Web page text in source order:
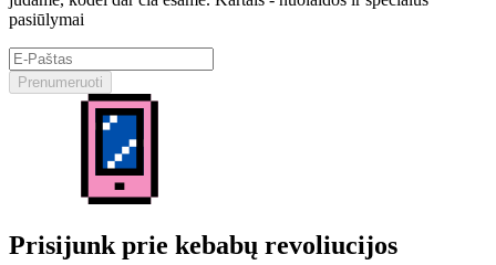
pasiūlymai
Prenumeruoti
Prisijunk prie kebabų revoliucijos